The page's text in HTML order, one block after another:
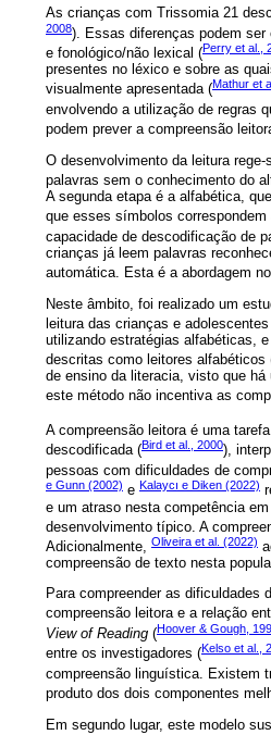
As crianças com Trissomia 21
2008). Essas diferenças podem
e fonológico/não lexical (Perry et al.,
presentes no léxico e sobre as
visualmente apresentada (Mathur et
envolvendo a utilização de regras
podem prever a compreensão
O desenvolvimento da leitura
palavras sem o conhecimento do
A segunda etapa é a alfabética,
que esses símbolos
capacidade de descodificação de
crianças já leem palavras
automática. Esta é a abordagem
Neste âmbito, foi realizado um
leitura das crianças e
utilizando estratégias alfabéticas,
descritas como leitores alfabéticos
de ensino da literacia, visto que
este método não incentiva as
A compreensão leitora é uma
descodificada (Bird et al., 2000),
pessoas com dificuldades de
e Gunn (2002) e Kalaycı e Diken (2022)
e um atraso nesta competência
desenvolvimento típico. A
Adicionalmente, Oliveira et al. (2022)
compreensão de texto nesta
Para compreender as dificuldades
compreensão leitora e a relação
View of Reading (Hoover & Gough,
entre os investigadores (Kelso et al.,
compreensão linguística. Existem
produto dos dois componentes
Em segundo lugar, este modelo